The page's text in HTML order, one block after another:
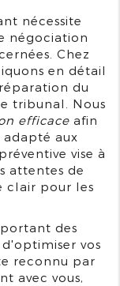
nécessite
négociation
Chez
en détail
du
tribunal. Nous
efficace afin
aux
vise à
attentes de
clair pour les
des
vos
reconnu par
avec vous,